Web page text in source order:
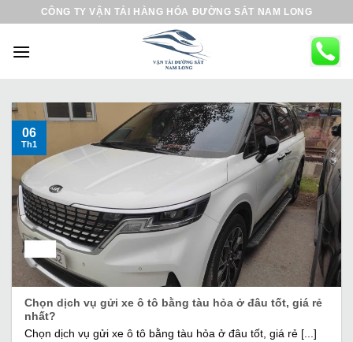
CÔNG TY VẬN TẢI HÀNG HÓA ĐƯỜNG SẮT NAM LONG
Chọn dịch vụ gửi xe ô tô bằng tàu hỏa ở đâu tốt, giá rẻ
nhất?
Chọn dịch vụ gửi xe ô tô bằng tàu hỏa ở đâu tốt, giá rẻ [...]
06
Th1